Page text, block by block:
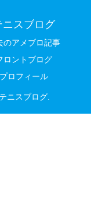
ニスブログ
のアメブロ記事
ロントブログ
プロフィール
ニスブログ.